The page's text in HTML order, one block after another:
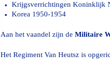
Krijgsverrichtingen Koninklijk
Korea 1950-1954
Aan het vaandel zijn de Militaire
Het Regiment Van Heutsz is